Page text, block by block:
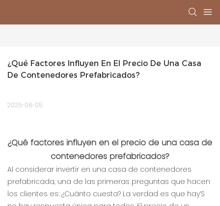
¿Qué Factores Influyen En El Precio De Una Casa
De Contenedores Prefabricados?
2025-06-05
¿Qué factores influyen en el precio de una casa de
contenedores prefabricados?
Al considerar invertir en una casa de contenedores
prefabricada, una de las primeras preguntas que hacen
los clientes es: ¿Cuánto cuesta? La verdad es que hay’S